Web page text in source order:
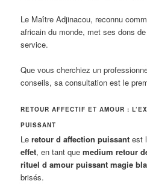
Le Maître Adjinacou, reconnu
africain du monde, met ses dons
service.
Que vous cherchiez un
conseils, sa consultation est le
RETOUR AFFECTIF ET AMOUR :
PUISSANT
Leretour d affection puissant est
effet, en tant quemedium retour
rituel d amour puissant magie
brisés.